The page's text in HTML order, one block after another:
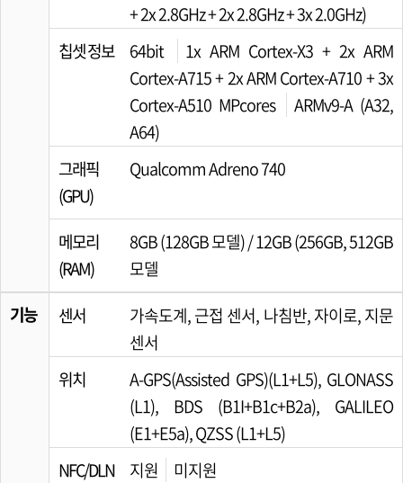
+ 2x 2.8GHz + 2x 2.8GHz + 3x 2.0GHz)
칩셋 정보
64bit
1x ARM Cortex-X3 + 2x ARM
Cortex-A715 + 2x ARM Cortex-A710 + 3x
Cortex-A510 MPcores
ARMv9-A (A32,
A64)
그래픽
(GPU)
Qualcomm Adreno 740
메모리
(RAM)
8GB (128GB 모델) / 12GB (256GB, 512GB
모델
기능
센서
가속도계, 근접 센서, 나침반, 자이로, 지문
센서
위치
A-GPS(Assisted GPS)(L1+L5), GLONASS
(L1), BDS (B1I+B1c+B2a), GALILEO
(E1+E5a), QZSS (L1+L5)
NFC/DLN
지원 미지원